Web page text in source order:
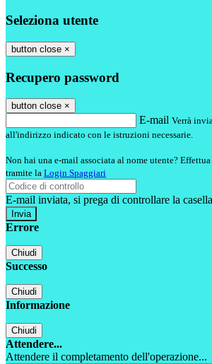
Seleziona utente
button close ×
Recupero password
button close ×
E-mail Verrà
all'indirizzo indicato con le istruzioni necessarie.
Non hai una e-mail associata al nome utente?
tramite la Login Spaggiari
E-mail inviata, si prega di controllare la
Errore
Chiudi
Successo
Chiudi
Informazione
Chiudi
Attendere...
Attendere il completamento dell'operazione...